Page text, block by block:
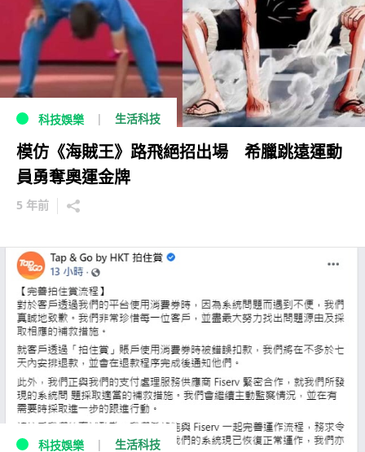
科技娛樂 生活科技
模仿《海賊王》路飛絕招出場 希臘跳遠運動
員勇奪奧運金牌
5 年前
科技娛樂 生活科技